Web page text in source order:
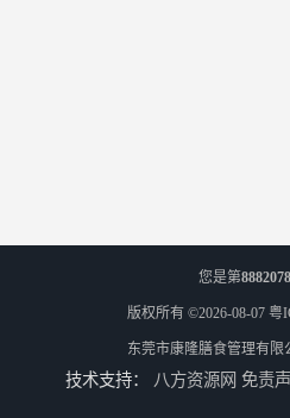
您是第8882078
版权所有 ©2026-08-07 粤
东莞市康隆膳食管理有限
技术支持： 八方资源网 免责